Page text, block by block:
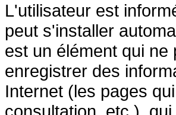
L'utilisateur est
peut s'installer
est un élément qui
enregistrer des
Internet (les pages